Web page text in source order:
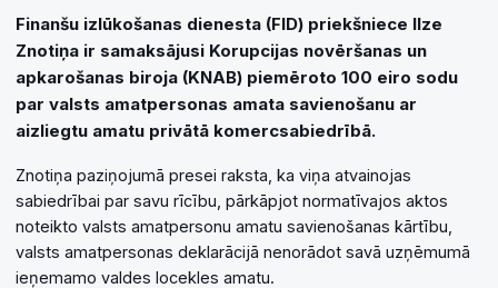
Finanšu izlūkošanas dienesta (FID) priekšniece Ilze
Znotiņa ir samaksājusi Korupcijas novēršanas un
apkarošanas biroja (KNAB) piemēroto 100 eiro sodu
par valsts amatpersonas amata savienošanu ar
aizliegtu amatu privātā komercsabiedrībā.
Znotiņa paziņojumā presei raksta, ka viņa atvainojas
sabiedrībai par savu rīcību, pārkāpjot normatīvajos aktos
noteikto valsts amatpersonu amatu savienošanas kārtību,
valsts amatpersonas deklarācijā nenorādot savā uzņēmumā
ieņemamo valdes locekles amatu.